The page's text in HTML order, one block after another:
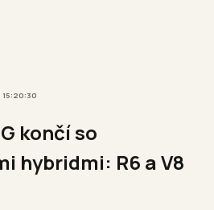
končí so
hybridmi: R6 a V8